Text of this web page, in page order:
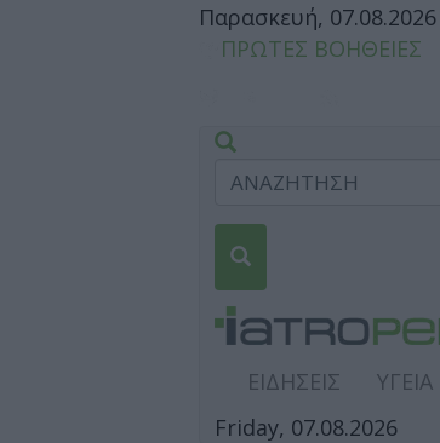
Παρασκευή, 07.08.2026
ΠΡΩΤΕΣ ΒΟΗΘΕΙΕΣ
ΕΙΔΗΣΕΙΣ ΥΓΕΙΑ
Friday, 07.08.2026